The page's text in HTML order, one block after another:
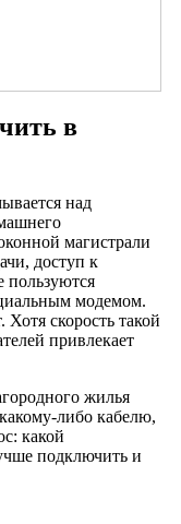
в
над
магистрали
доступ к
модемом.
скорость такой
привлекает
жилья
либо кабелю,
какой
подключить и